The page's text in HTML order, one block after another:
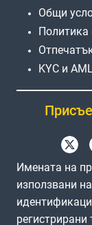
Общи
Политика
KYC и
Имената на
използвани
регистрирани